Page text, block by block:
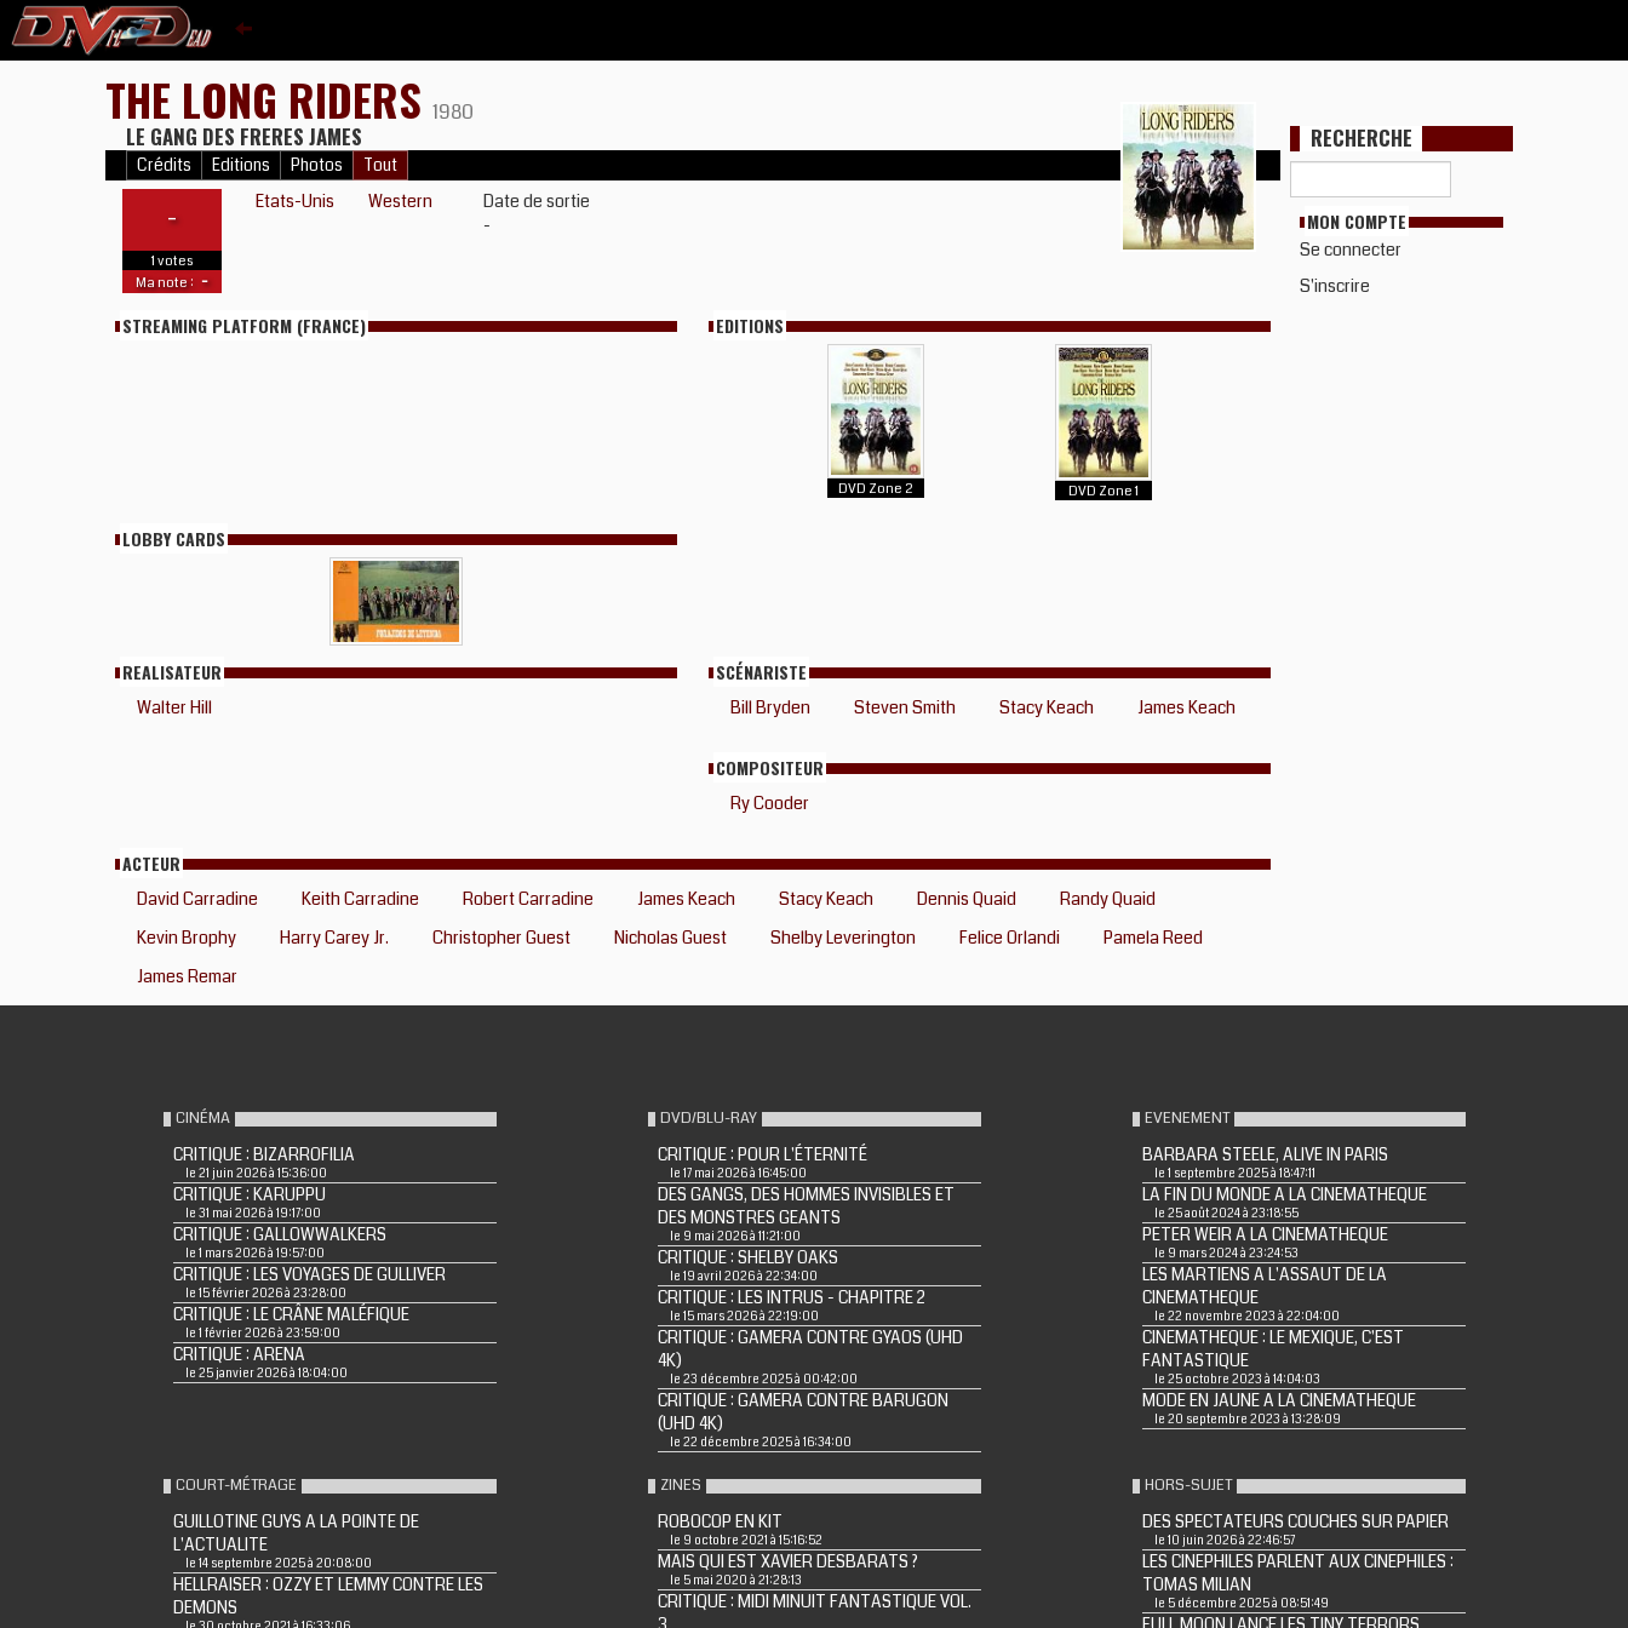
THE LONG RIDERS 1980
LE GANG DES FRERES JAMES
Crédits Editions Photos Tout
-
1 votes
Ma note : -
Etats-Unis Western
Date de sortie
-
STREAMING PLATFORM (FRANCE) EDITIONS
DVD Zone 2 DVD Zone 1
LOBBY CARDS
REALISATEUR
Walter Hill
SCÉNARISTE
Bill Bryden Steven Smith Stacy Keach James Keach
COMPOSITEUR
Ry Cooder
ACTEUR
David Carradine Keith Carradine Robert Carradine James Keach Stacy Keach Dennis Quaid
Randy Quaid
Kevin Brophy
Harry Carey Jr. Christopher Guest Nicholas Guest Shelby Leverington Felice Orlandi
Pamela Reed
James Remar
RECHERCHE
MON COMPTE
Se connecter
S'inscrire
CINÉMA
CRITIQUE : BIZARROFILIA
le 21 juin 2026 à 15:36:00
CRITIQUE : KARUPPU
le 31 mai 2026 à 19:17:00
CRITIQUE : GALLOWWALKERS
le 1 mars 2026 à 19:57:00
CRITIQUE : LES VOYAGES DE GULLIVER
le 15 février 2026 à 23:28:00
CRITIQUE : LE CRÂNE MALÉFIQUE
le 1 février 2026 à 23:59:00
CRITIQUE : ARENA
le 25 janvier 2026 à 18:04:00
DVD/BLU-RAY
CRITIQUE : POUR L'ÉTERNITÉ
le 17 mai 2026 à 16:45:00
DES GANGS, DES HOMMES INVISIBLES ET
DES MONSTRES GEANTS
le 9 mai 2026 à 11:21:00
CRITIQUE : SHELBY OAKS
le 19 avril 2026 à 22:34:00
CRITIQUE : LES INTRUS - CHAPITRE 2
le 15 mars 2026 à 22:19:00
CRITIQUE : GAMERA CONTRE GYAOS (UHD
4K)
le 23 décembre 2025 à 00:42:00
CRITIQUE : GAMERA CONTRE BARUGON
(UHD 4K)
le 22 décembre 2025 à 16:34:00
EVENEMENT
BARBARA STEELE, ALIVE IN PARIS
le 1 septembre 2025 à 18:47:11
LA FIN DU MONDE A LA CINEMATHEQUE
le 25 août 2024 à 23:18:55
PETER WEIR A LA CINEMATHEQUE
le 9 mars 2024 à 23:24:53
LES MARTIENS A L'ASSAUT DE LA
CINEMATHEQUE
le 22 novembre 2023 à 22:04:00
CINEMATHEQUE : LE MEXIQUE, C'EST
FANTASTIQUE
le 25 octobre 2023 à 14:04:03
MODE EN JAUNE A LA CINEMATHEQUE
le 20 septembre 2023 à 13:28:09
COURT-MÉTRAGE
GUILLOTINE GUYS A LA POINTE DE
L'ACTUALITE
le 14 septembre 2025 à 20:08:00
HELLRAISER : OZZY ET LEMMY CONTRE LES
DEMONS
ZINES
ROBOCOP EN KIT
le 9 octobre 2021 à 15:16:52
MAIS QUI EST XAVIER DESBARATS ?
le 5 mai 2020 à 21:28:13
CRITIQUE : MIDI MINUIT FANTASTIQUE VOL.
HORS-SUJET
DES SPECTATEURS COUCHES SUR PAPIER
le 10 juin 2026 à 22:46:57
LES CINEPHILES PARLENT AUX CINEPHILES :
TOMAS MILIAN
le 5 décembre 2025 à 08:51:49